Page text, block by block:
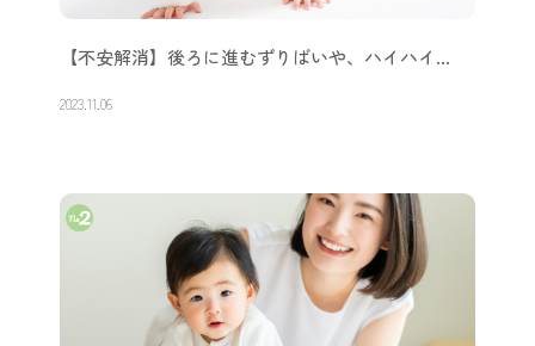
【不安解消】後ろに進むずりばいや、ハイハイ…
2023.11.06